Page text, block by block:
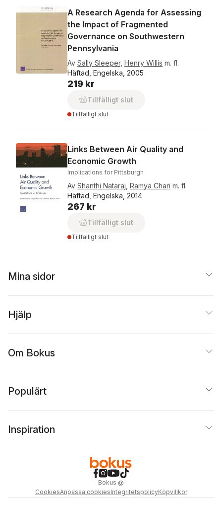
A Research Agenda for Assessing
the Impact of Fragmented
Governance on Southwestern
Pennsylvania
Av Sally Sleeper, Henry Willis m. fl.
Häftad, Engelska, 2005
219 kr
Tillfälligt slut
Tillfälligt slut
Links Between Air Quality and
Economic Growth
Implications for Pittsburgh
Av Shanthi Nataraj Ramya Chari m. fl.
Häftad, Engelska, 2014
267 kr
Tillfälligt slut
Tillfälligt slut
Mina sidor
Hjälp
Om Bokus
Populärt
Inspiration
Bokus @
CookiesAnpassa cookiesIntegritetspolicyKöpvillkor